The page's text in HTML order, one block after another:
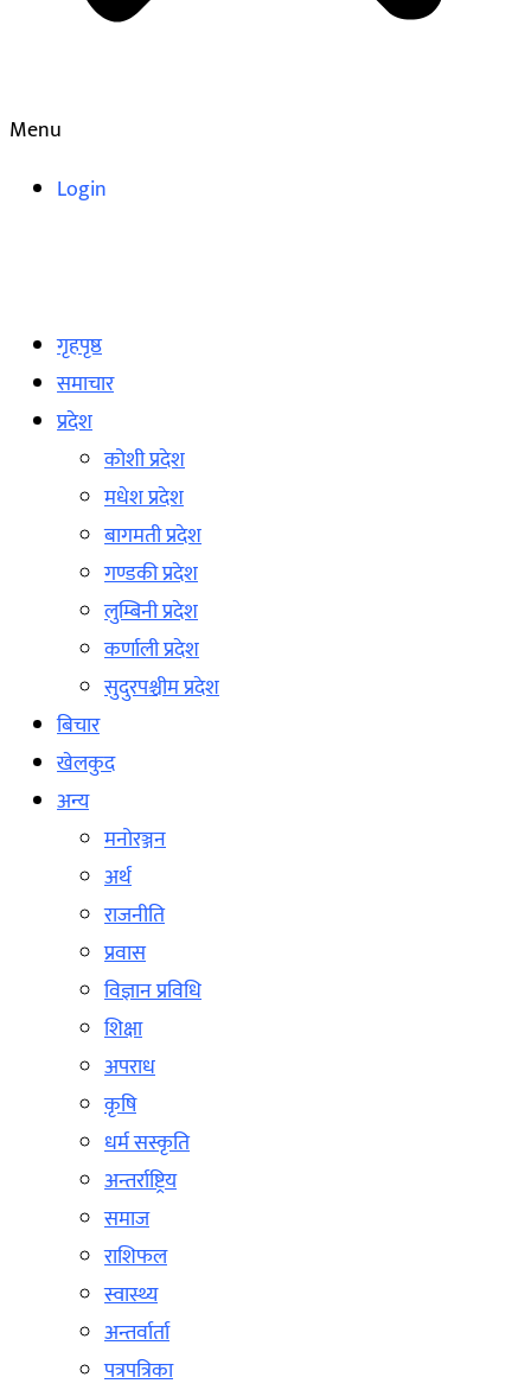
Menu
Login
गृहपृष्ठ
समाचार
प्रदेश
कोशी प्रदेश
मधेश प्रदेश
बागमती प्रदेश
गण्डकी प्रदेश
लुम्बिनी प्रदेश
कर्णाली प्रदेश
सुदुरपश्चीम प्रदेश
बिचार
खेलकुद
अन्य
मनोरञ्जन
अर्थ
राजनीति
प्रवास
विज्ञान प्रविधि
शिक्षा
अपराध
कृषि
धर्म सस्कृति
अन्तर्राष्ट्रिय
समाज
राशिफल
स्वास्थ्य
अन्तर्वार्ता
पत्रपत्रिका